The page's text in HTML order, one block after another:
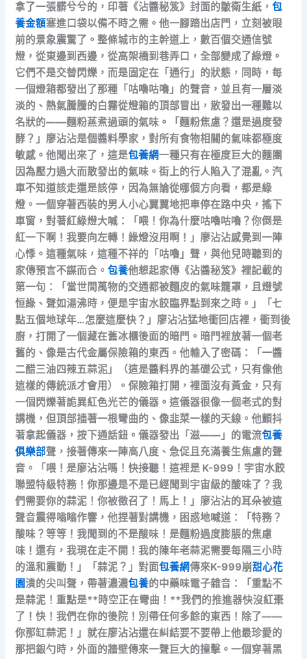
拿了一張髒兮兮的，印著《沾醬秘笈》封面的皺衛生紙，包
養金額塞進口袋以備不時之需。他一腳踏出店門，立刻被眼
前的景象震驚了。整條城市的主幹道上，數百個交通信號
燈，從東邊到西邊，從高架橋到巷弄口，全部變成了綠燈。
它們不是交替閃爍，而是固定在「通行」的狀態，同時，每
一個燈箱都發出了那種「咕嚕咕嚕」的聲音，並且有一層淡
淡的、熱氣騰騰的白霧從燈箱的頂部冒出，散發出一種難以
名狀的——麵粉蒸煮過頭的氣味。「麵粉焦慮？還是過度發
酵？」廖沾沾是個醬料學家，對所有食物相關的氣味都極度
敏感。他聞出來了，這是包養網一種只有在極度巨大的麵團
因為壓力過大而散發出的氣味。街上的行人陷入了混亂。汽
車不知道該走還是該停，因為無論從哪個方向看，都是綠
燈。一個穿著西裝的男人小心翼翼地把車停在路中央，搖下
車窗，對著紅綠燈大喊：「喂！你為什麼咕嚕咕嚕？你倒是
紅一下啊！我要向左轉！綠燈沒用啊！」廖沾沾感覺到一陣
心悸。這種氣味，這種不祥的「咕嚕」聲，與他兒時聽到的
家傳預言不謀而合。包養他想起家傳《沾醬秘笈》裡記載的
第一句：「當世間萬物的交通都被麵皮的氣味籠罩，且燈號
恒綠、聲如湯沸時，便是宇宙水餃臨界點到來之時。」「七
點五個地球年…怎麼這麼快？」廖沾沾猛地衝回店裡，衝到後
廚，打開了一個藏在舊冰櫃後面的暗門。暗門裡放著一個老
舊的、像是古代金屬保險箱的東西。他輸入了密碼：「一醬
二醋三油四辣五蒜泥」（這是醬料界的基礎公式，只有像他
這樣的傳統派才會用）。保險箱打開，裡面沒有黃金，只有
一個閃爍著詭異紅色光芒的儀器。這儀器很像一個老式的對
講機，但頂部插著一根彎曲的、像韭菜一樣的天線。他顫抖
著拿起儀器，按下通話鈕。儀器發出「滋——」的電流包養
俱樂部聲，接著傳來一陣高八度、急促且充滿養生焦慮的聲
音。「喂！是廖沾沾嗎！快接聽！這裡是 K-999！宇宙水餃
聯盟特級特務！你那邊是不是已經聞到宇宙級的酸味了？我
們需要你的蒜泥！你被徵召了！馬上！」廖沾沾的耳朵被這
聲音震得嗡嗡作響，他捏著對講機，困惑地喊道：「特務？
酸味？等等！我聞到的不是酸味！是麵粉過度膨脹的焦慮
味！還有，我現在走不開！我的陳年老蒜泥需要每隔三小時
的溫和震動！」「蒜泥？」對面包養網傳來K-999崩甜心花
園潰的尖叫聲，帶著濃濃包養的中藥味電子雜音：「重點不
是蒜泥！重點是**時空正在彎曲！**我們的推進器快沒紅棗
了！快！我們在你的後院！別帶任何多餘的東西！除了——
你那缸蒜泥！」就在廖沾沾還在糾結要不要帶上他最珍愛的
那把銀勺時，外面的牆壁傳來一聲巨大的撞擊。一個穿著黑